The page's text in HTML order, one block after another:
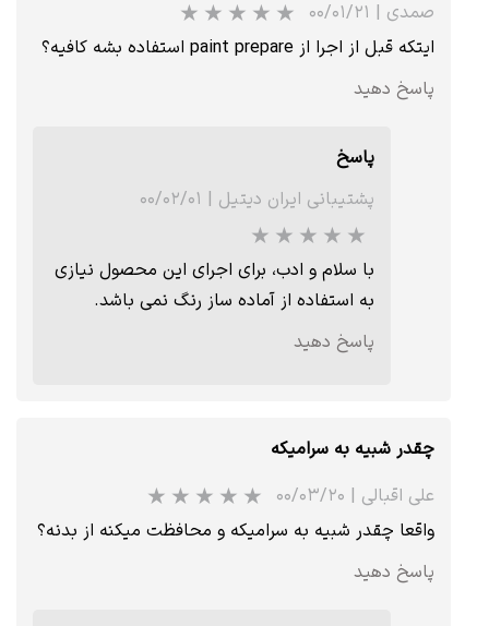
صمدی | ۰۰/۰۱/۲۱
ایتکه قبل از اجرا از paint prepare استفاده بشه کافیه؟
پاسخ دهید
پاسخ
پشتیبانی ایران دیتیل | ۰۰/۰۲/۰۱
با سلام و ادب، برای اجرای این محصول نیازی
به استفاده از آماده ساز رنگ نمی باشد.
پاسخ دهید
چقدر شبیه به سرامیکه
علی اقبالی | ۰۰/۰۳/۲۰
واقعا چقدر شبیه به سرامیکه و محافظت میکنه از بدنه؟
پاسخ دهید